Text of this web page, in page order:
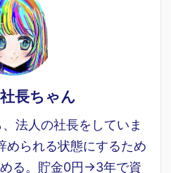
長ちゃん
法人の社長をしていま
められる状態にするため
る。貯金0円→3年で資